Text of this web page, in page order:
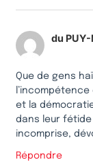
du PUY-
Que de gens
et la
dans leur fétide
incomprise,
Répondre